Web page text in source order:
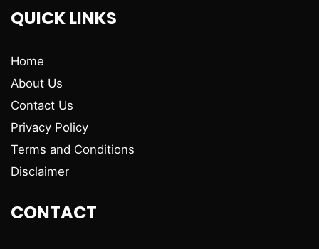
QUICK LINKS
Home
About Us
Contact Us
Privacy Policy
Terms and Conditions
Disclaimer
CONTACT